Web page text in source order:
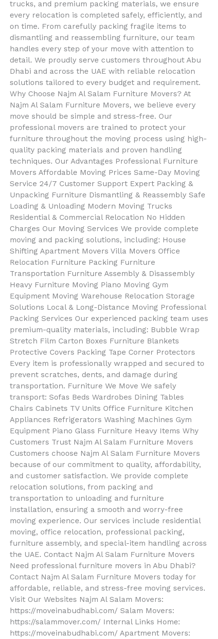
trucks, and premium packing materials, we ensure
every relocation is completed safely, efficiently, and
on time. From carefully packing fragile items to
dismantling and reassembling furniture, our team
handles every step of your move with attention to
detail. We proudly serve customers throughout Abu
Dhabi and across the UAE with reliable relocation
solutions tailored to every budget and requirement.
Why Choose Najm Al Salam Furniture Movers? At
Najm Al Salam Furniture Movers, we believe every
move should be simple and stress-free. Our
professional movers are trained to protect your
furniture throughout the moving process using high-
quality packing materials and proven handling
techniques. Our Advantages Professional Furniture
Movers Affordable Moving Prices Same-Day Moving
Service 24/7 Customer Support Expert Packing &
Unpacking Furniture Dismantling & Reassembly Safe
Loading & Unloading Modern Moving Trucks
Residential & Commercial Relocation No Hidden
Charges Our Moving Services We provide complete
moving and packing solutions, including: House
Shifting Apartment Movers Villa Movers Office
Relocation Furniture Packing Furniture
Transportation Furniture Assembly & Disassembly
Heavy Furniture Moving Piano Moving Gym
Equipment Moving Warehouse Relocation Storage
Solutions Local & Long-Distance Moving Professional
Packing Services Our experienced packing team uses
premium-quality materials, including: Bubble Wrap
Stretch Film Carton Boxes Furniture Blankets
Protective Covers Packing Tape Corner Protectors
Every item is professionally wrapped and secured to
prevent scratches, dents, and damage during
transportation. Furniture We Move We safely
transport: Sofas Beds Wardrobes Dining Tables
Chairs Cabinets TV Units Office Furniture Kitchen
Appliances Refrigerators Washing Machines Gym
Equipment Piano Glass Furniture Heavy Items Why
Customers Trust Najm Al Salam Furniture Movers
Customers choose Najm Al Salam Furniture Movers
because of our commitment to quality, affordability,
and customer satisfaction. We provide complete
relocation solutions, from packing and
transportation to unloading and furniture
installation, ensuring a smooth and worry-free
moving experience. Our services include residential
moving, office relocation, professional packing,
furniture assembly, and special-item handling across
the UAE. Contact Najm Al Salam Furniture Movers
Need professional furniture movers in Abu Dhabi?
Contact Najm Al Salam Furniture Movers today for
affordable, reliable, and stress-free moving services.
Visit Our Websites Najm Al Salam Movers:
https://moveinabudhabi.com/ Salam Movers:
https://salammover.com/ Internal Links Home:
https://moveinabudhabi.com/ Apartment Movers: